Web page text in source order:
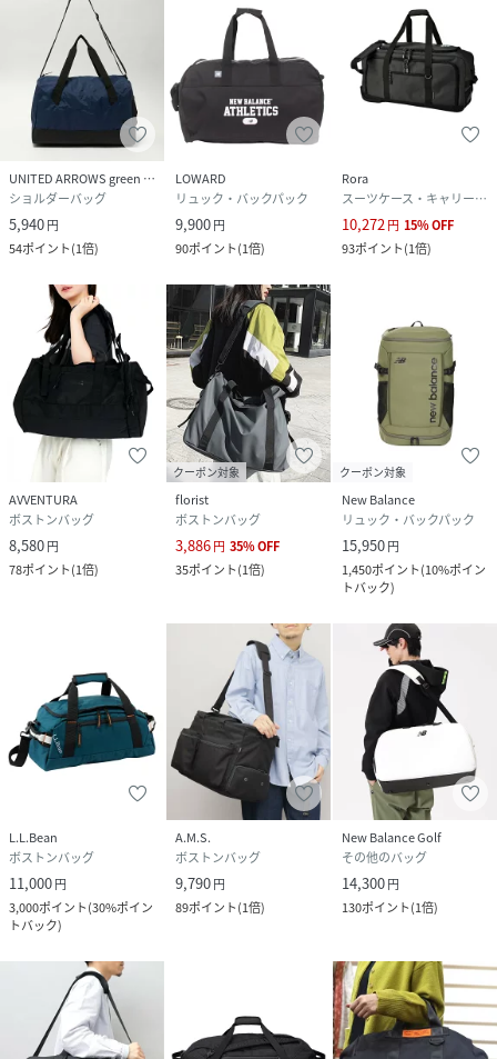
UNITED ARROWS green label relaxing
ショルダーバッグ
5,940円
54ポイント(1倍)
LOWARD
リュック・バックパック
9,900円
90ポイント(1倍)
Rora
スーツケース・キャリーバッグ
10,272円 15%OFF
93ポイント(1倍)
AVVENTURA
ボストンバッグ
8,580円
78ポイント(1倍)
クーポン対象
florist
ボストンバッグ
3,886円 35%OFF
35ポイント(1倍)
クーポン対象
New Balance
リュック・バックパック
15,950円
1,450ポイント(10%ポイン
トバック)
L.L.Bean
ボストンバッグ
11,000円
3,000ポイント(30%ポイン
トバック)
A.M.S.
ボストンバッグ
9,790円
89ポイント(1倍)
New Balance Golf
その他のバッグ
14,300円
130ポイント(1倍)